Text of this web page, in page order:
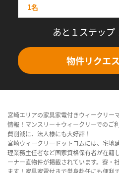
あと１ステップ
物件リクエ
宮崎エリアの家具家電付きウィークリー
情報！マンスリー＋ウィークリーでのご
費削減に、法人様にも大好評！
宮崎ウィークリードットコムには、宅地
理業務主任者など国家資格保有者が在籍
ーナー直物件が掲載されています。寮・